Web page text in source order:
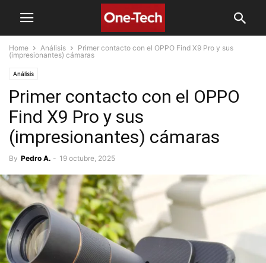
Home Análisis
Primer contacto con el OPPO Find X9 Pro y sus
(impresionantes) cámaras
Análisis
Primer contacto con el OPPO
Find X9 Pro y sus
(impresionantes) cámaras
By Pedro A. - 19 octubre, 2025